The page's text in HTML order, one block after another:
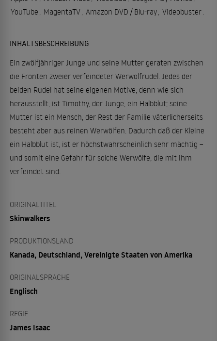
YouTube , MagentaTV, Amazon DVD / Blu-ray, Videobuster.
INHALTSBESCHREIBUNG
Ein zwölfjähriger Junge und seine Mutter geraten zwischen
die Fronten zweier verfeindeter Werwolfrudel. Jedes der
beiden Rudel hat seine eigenen Motive, denn wie sich
herausstellt, ist Timothy, der Junge, ein Halbblut; seine
Mutter ist ein Mensch, der Rest der Familie väterlicherseits
besteht aber aus reinen Werwölfen. Dadurch daß der Kleine
ein Halbblut ist, ist er höchstwahrscheinlich sehr mächtig –
und somit eine Gefahr für solche Werwölfe, die mit ihm
verfeindet sind.
ORIGINALTITEL
Skinwalkers
PRODUKTIONSLAND
Kanada, Deutschland, Vereinigte Staaten von Amerika
ORIGINALSPRACHE
Englisch
REGIE
James Isaac